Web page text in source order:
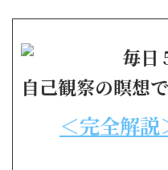
毎日
自己観察の瞑想
＜完全解